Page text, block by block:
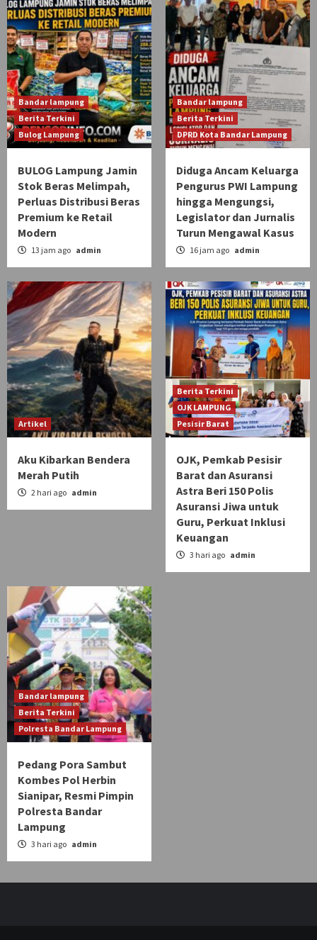
Bandar lampung
Berita Terkini
Bulog Lampung
BULOG Lampung Jamin
Stok Beras Melimpah,
Perluas Distribusi Beras
Premium ke Retail
Modern
13 jam ago admin
Bandar lampung
Berita Terkini
DPRD Kota Bandar Lampung
Diduga Ancam Keluarga
Pengurus PWI Lampung
hingga Mengungsi,
Legislator dan Jurnalis
Turun Mengawal Kasus
16 jam ago admin
Artikel
Aku Kibarkan Bendera
Merah Putih
2 hari ago admin
Berita Terkini
OJK LAMPUNG
Pesisir Barat
OJK, Pemkab Pesisir
Barat dan Asuransi
Astra Beri 150 Polis
Asuransi Jiwa untuk
Guru, Perkuat Inklusi
Keuangan
3 hari ago admin
Bandar lampung
Berita Terkini
Polresta Bandar Lampung
Pedang Pora Sambut
Kombes Pol Herbin
Sianipar, Resmi Pimpin
Polresta Bandar
Lampung
3 hari ago admin